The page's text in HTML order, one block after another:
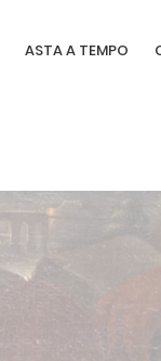
ASTA A TEMPO